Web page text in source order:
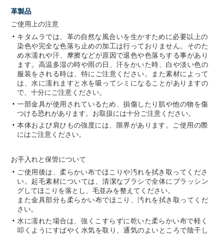
革製品
ご使用上の注意
キタムラでは、革の自然な風合いを生かすために必要以上の
染色や完全な色落ち止めの加工は行っておりません。そのた
め水濡れや汗、摩擦などが原因で退色や色落ちする事があり
ます。高温多湿の時や雨の日、汗をかいた時、白や淡い色の
服装をされる時は、特にご注意ください。また素材によって
は、水に濡れますと水を吸ってシミになることがありますの
で、十分にご注意ください。
一部金具が使用されているため、損傷したり肌や他の物を傷
つける恐れがあります。お取扱には十分ご注意ください。
本体および肩ひもの強度には、限界があります。ご使用の際
にはご注意ください。
お手入れと保管について
ご使用後は、柔らかい布でほこりや汚れを拭き取ってくださ
い。起毛素材については、清潔なブラシで全体にブラッシン
グしてほこりを落とし、毛並みを整えてください。
また金具部分も柔らかい布でほこり、汚れを拭き取ってくだ
さい。
水に濡れた場合は、強くこすらずに乾いた柔らかい布で軽く
叩くようにすばやく水気を取り、通気のよいところで陰干し